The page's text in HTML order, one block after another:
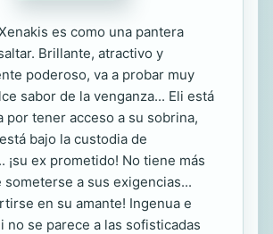
es como una pantera
Brillante, atractivo y
poderoso, va a probar muy
sabor de la venganza... Eli está
por tener acceso a su sobrina,
bajo la custodia de
¡su ex prometido! No tiene más
someterse a sus exigencias...
en su amante! Ingenua e
no se parece a las sofisticadas